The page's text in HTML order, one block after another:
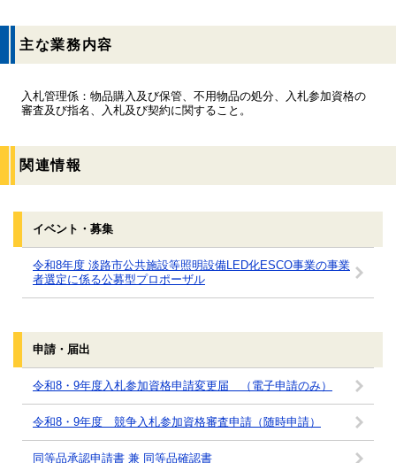
主な業務内容
入札管理係：物品購入及び保管、不用物品の処分、入札参加資格の
審査及び指名、入札及び契約に関すること。
関連情報
イベント・募集
令和8年度 淡路市公共施設等照明設備LED化ESCO事業の事業
者選定に係る公募型プロポーザル
申請・届出
令和8・9年度入札参加資格申請変更届 （電子申請のみ）
令和8・9年度 競争入札参加資格審査申請（随時申請）
同等品承認申請書 兼 同等品確認書